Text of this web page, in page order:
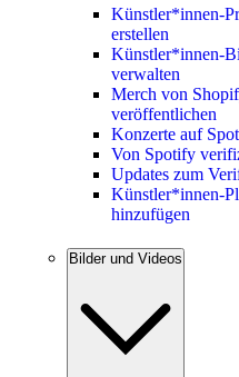
Künstler*innen-
erstellen
Künstler*innen-
verwalten
Merch von
veröffentlichen
Konzerte auf
Von Spotify
Updates zum
Künstler*innen-
hinzufügen
Bilder und Videos